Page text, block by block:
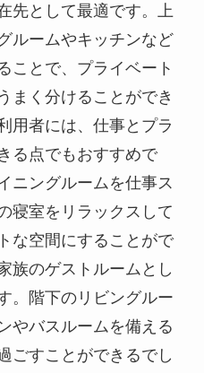
先として最適です。上
ルームやキッチンなど
ことで、プライベート
まく分けることができ
用者には、仕事とプラ
る点でもおすすめで
ニングルームを仕事ス
寝室をリラックスして
な空間にすることがで
族のゲストルームとし
。階下のリビングルー
やバスルームを備える
ごすことができるでし